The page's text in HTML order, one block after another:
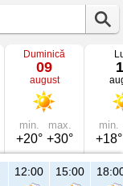
Duminică
09
august
min.
+20°
max.
+30°
min.
+18°
12:00 15:00